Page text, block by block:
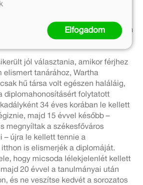
az ötletet, végül kénytelen volt
ha praktizálni kívánt. Ekkor
csapodár férjétől és ténylegesen
jól választania, amikor férjhez
elismert tanárához, Wartha
hű társa volt egészen haláláig,
diplomahonosításért folytatott
34 éves korában le kellett
majd 15 évvel később –
megnyíltak a székesfőváros
– újra le kellett tennie a
is elismerjék a diplomáját.
hogy micsoda lélekjelenlét kellett
20 évvel a tanulmányai után
és ne veszítse kedvét a sorozatos
Elfogadom